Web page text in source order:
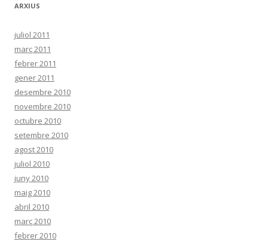
ARXIUS
juliol 2011
març 2011
febrer 2011
gener 2011
desembre 2010
novembre 2010
octubre 2010
setembre 2010
agost 2010
juliol 2010
juny 2010
maig 2010
abril 2010
març 2010
febrer 2010